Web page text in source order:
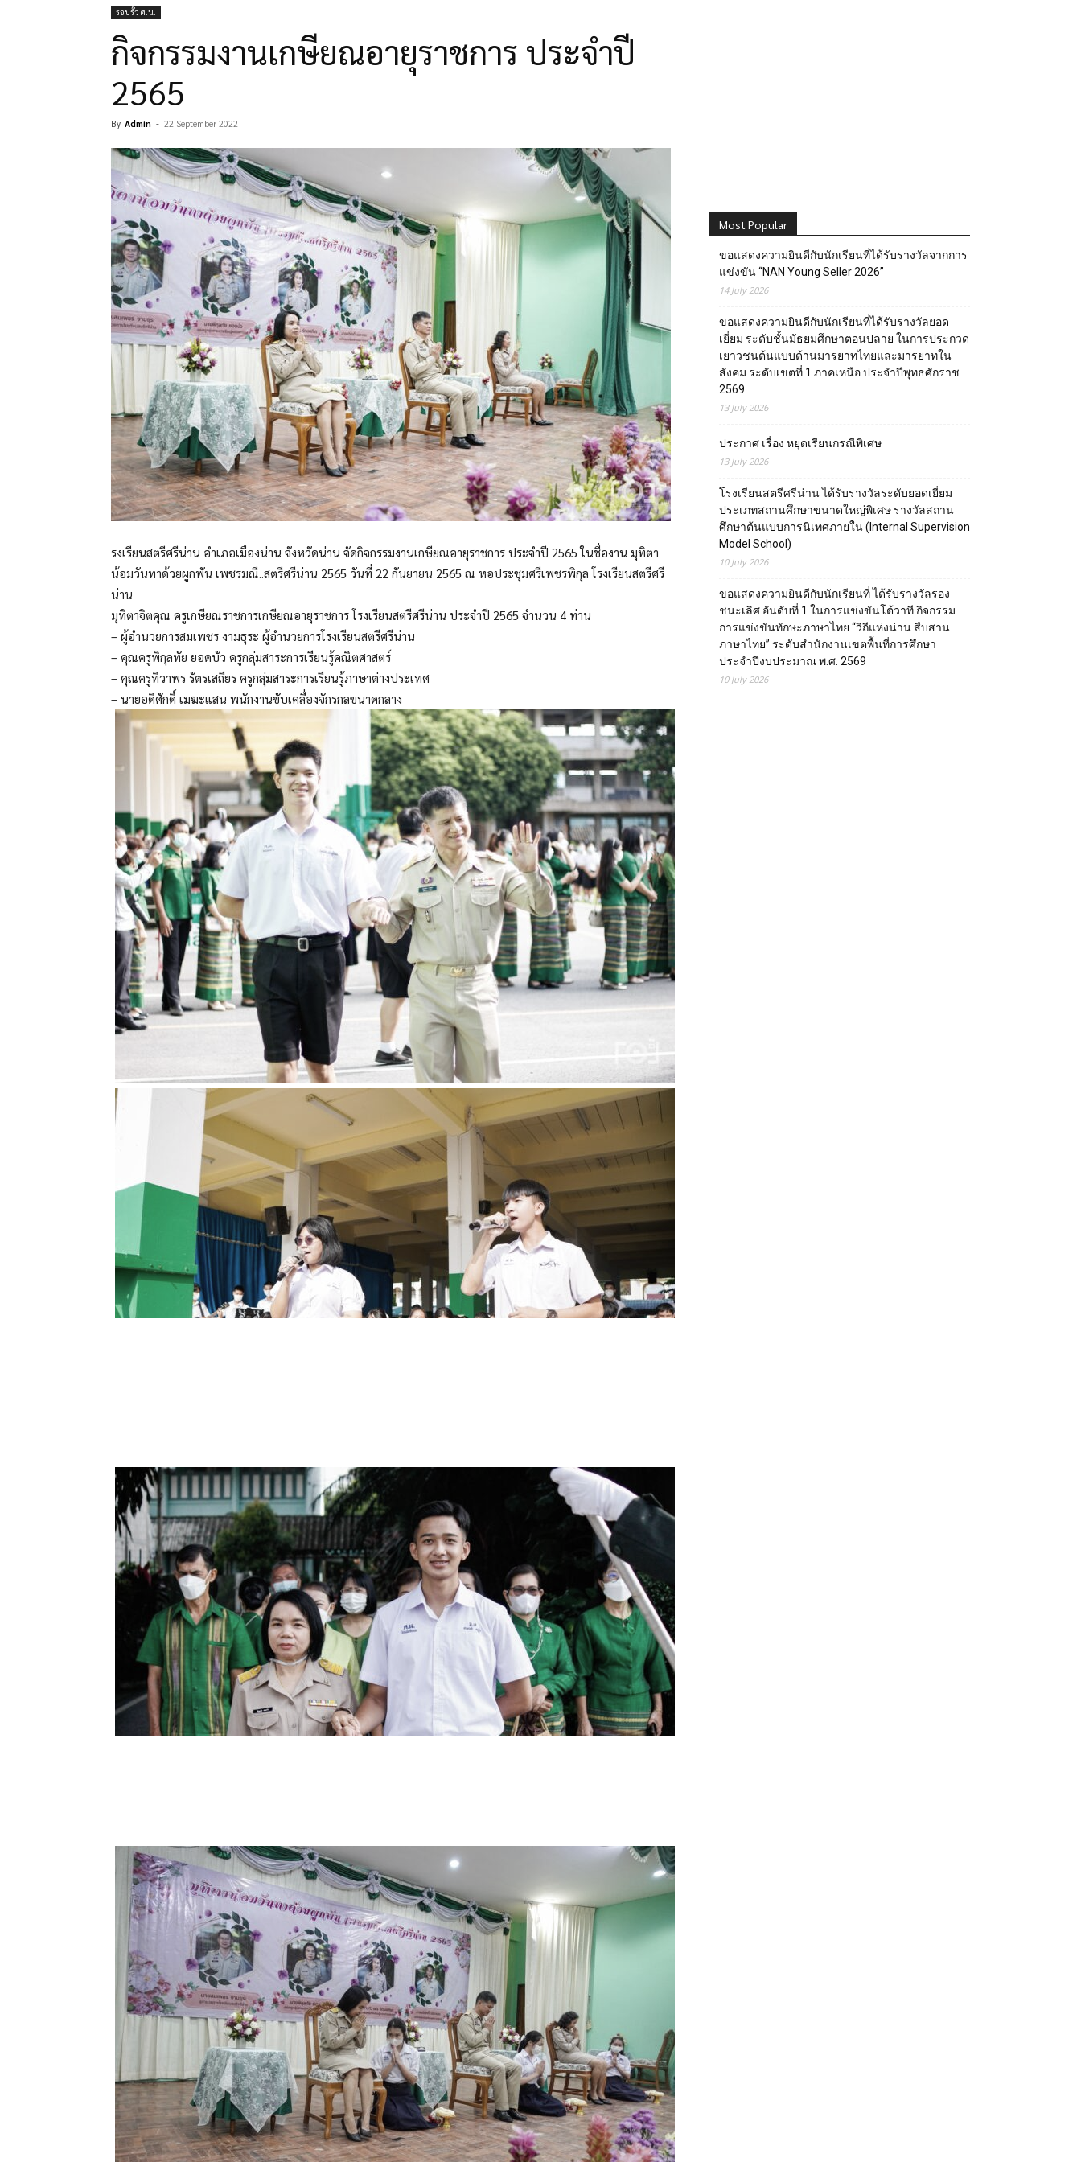
รอบรั้ว ศ.น.
กิจกรรมงานเกษียณอายุราชการ ประจำปี
2565
By Admin - 22 September 2022
รงเรียนสตรีศรีน่าน อำเภอเมืองน่าน จังหวัดน่าน จัดกิจกรรมงานเกษียณอายุราชการ ประจำปี 2565 ในชื่องาน มุทิตา
น้อมวันทาด้วยผูกพัน เพชรมณี..สตรีศรีน่าน 2565 วันที่ 22 กันยายน 2565 ณ หอประชุมศรีเพชรพิกุล โรงเรียนสตรีศรี
น่าน
มุทิตาจิตคุณ ครูเกษียณราชการเกษียณอายุราชการ โรงเรียนสตรีศรีน่าน ประจำปี 2565 จำนวน 4 ท่าน
– ผู้อำนวยการสมเพชร งามธุระ ผู้อำนวยการโรงเรียนสตรีศรีน่าน
– คุณครูพิกุลทัย ยอดบัว ครูกลุ่มสาระการเรียนรู้คณิตศาสตร์
– คุณครูทิวาพร รัตรเสถียร ครูกลุ่มสาระการเรียนรู้ภาษาต่างประเทศ
– นายอดิศักดิ์ เมฆะแสน พนักงานขับเคลื่องจักรกลขนาดกลาง
Most Popular
ขอแสดงความยินดีกับนักเรียนที่ได้รับรางวัลจากการ
แข่งขัน “NAN Young Seller 2026”
14 July 2026
ขอแสดงความยินดีกับนักเรียนที่ได้รับรางวัลยอด
เยี่ยม ระดับชั้นมัธยมศึกษาตอนปลาย ในการประกวด
เยาวชนต้นแบบด้านมารยาทไทยและมารยาทใน
สังคม ระดับเขตที่ 1 ภาคเหนือ ประจำปีพุทธศักราช
2569
13 July 2026
ประกาศ เรื่อง หยุดเรียนกรณีพิเศษ
13 July 2026
โรงเรียนสตรีศรีน่าน ได้รับรางวัลระดับยอดเยี่ยม
ประเภทสถานศึกษาขนาดใหญ่พิเศษ รางวัลสถาน
ศึกษาต้นแบบการนิเทศภายใน (Internal Supervision
Model School)
10 July 2026
ขอแสดงความยินดีกับนักเรียนที่ ได้รับรางวัลรอง
ชนะเลิศ อันดับที่ 1 ในการแข่งขันโต้วาที กิจกรรม
การแข่งขันทักษะภาษาไทย “วิถีแห่งน่าน สืบสาน
ภาษาไทย” ระดับสำนักงานเขตพื้นที่การศึกษา
ประจำปีงบประมาณ พ.ศ. 2569
10 July 2026